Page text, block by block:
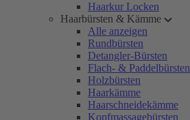
Haarkur Locken
Haarbürsten & Kämme
Alle anzeigen
Rundbürsten
Detangler-Bürsten
Flach- & Paddelbürsten
Holzbürsten
Haarkämme
Haarschneidekämme
Kopfmassagebürsten